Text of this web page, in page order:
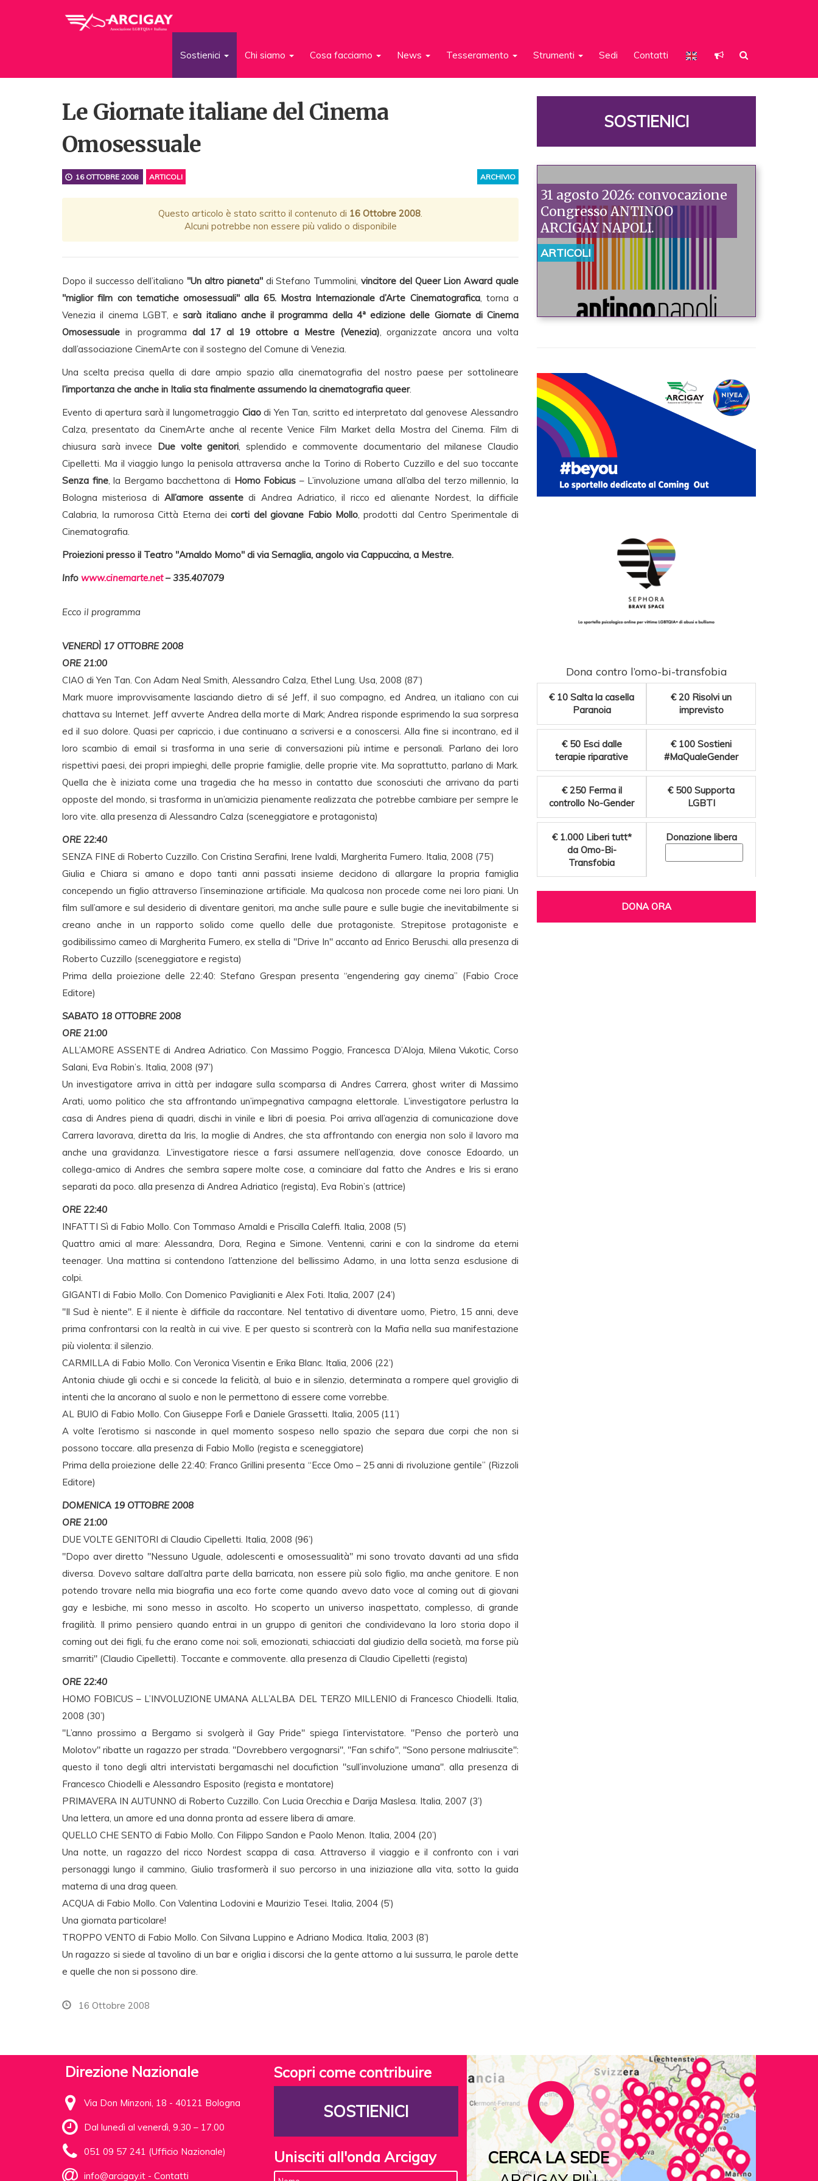
Sostienici Chi siamo Cosa facciamo News Tesseramento Strumenti Sedi Contatti
Le Giornate italiane del Cinema
Omosessuale
ARCHIVIO
16 OTTOBRE 2008 ARTICOLI
Questo articolo è stato scritto il contenuto di 16 Ottobre 2008.
Alcuni potrebbe non essere più valido o disponibile
Dopo il successo dell’italiano "Un altro pianeta"di Stefano Tummolini,vincitore del Queer Lion Award quale
"miglior film con tematiche omosessuali" alla 65. Mostra Internazionale d’Arte Cinematografica, torna a
Venezia il cinema LGBT, e sarà italiano anche il programma della 4ª edizione delle Giornate di Cinema
Omosessuale in programma dal 17 al 19 ottobre a Mestre (Venezia), organizzate ancora una volta
dall’associazione CinemArte con il sostegno del Comune di Venezia.
Una scelta precisa quella di dare ampio spazio alla cinematografia del nostro paese per sottolineare
l’importanza che anche in Italia sta finalmente assumendo la cinematografia queer.
Evento di apertura sarà il lungometraggio Ciaodi Yen Tan, scritto ed interpretato dal genovese Alessandro
Calza, presentato da CinemArte anche al recente Venice Film Market della Mostra del Cinema. Film di
chiusura sarà invece Due volte genitori, splendido e commovente documentario del milanese Claudio
Cipelletti. Ma il viaggio lungo la penisola attraversa anche la Torino di Roberto Cuzzillo e del suo toccante
Senza fine, la Bergamo bacchettona di Homo Fobicus – L’involuzione umana all’alba del terzo millennio, la
Bologna misteriosa diAll’amore assentedi Andrea Adriatico, il ricco ed alienante Nordest, la difficile
Calabria, la rumorosa Città Eterna deicorti del giovane Fabio Mollo, prodotti dal Centro Sperimentale di
Cinematografia.
Proiezioni presso il Teatro "Arnaldo Momo" di via Sernaglia, angolo via Cappuccina, a Mestre.
Info www.cinemarte.net– 335.407079
Ecco il programma
VENERDÌ 17 OTTOBRE 2008
ORE 21:00
CIAO di Yen Tan. Con Adam Neal Smith, Alessandro Calza, Ethel Lung. Usa, 2008 (87’)
Mark muore improvvisamente lasciando dietro di sé Jeff, il suo compagno, ed Andrea, un italiano con cui
chattava su Internet. Jeff avverte Andrea della morte di Mark; Andrea risponde esprimendo la sua sorpresa
ed il suo dolore. Quasi per capriccio, i due continuano a scriversi e a conoscersi. Alla fine si incontrano, ed il
loro scambio di email si trasforma in una serie di conversazioni più intime e personali. Parlano dei loro
rispettivi paesi, dei propri impieghi, delle proprie famiglie, delle proprie vite. Ma soprattutto, parlano di Mark.
Quella che è iniziata come una tragedia che ha messo in contatto due sconosciuti che arrivano da parti
opposte del mondo, si trasforma in un’amicizia pienamente realizzata che potrebbe cambiare per sempre le
loro vite. alla presenza di Alessandro Calza (sceneggiatore e protagonista)
ORE 22:40
SENZA FINE di Roberto Cuzzillo. Con Cristina Serafini, Irene Ivaldi, Margherita Fumero. Italia, 2008 (75’)
Giulia e Chiara si amano e dopo tanti anni passati insieme decidono di allargare la propria famiglia
concependo un figlio attraverso l’inseminazione artificiale. Ma qualcosa non procede come nei loro piani. Un
film sull’amore e sul desiderio di diventare genitori, ma anche sulle paure e sulle bugie che inevitabilmente si
creano anche in un rapporto solido come quello delle due protagoniste. Strepitose protagoniste e
godibilissimo cameo di Margherita Fumero, ex stella di "Drive In" accanto ad Enrico Beruschi. alla presenza di
Roberto Cuzzillo (sceneggiatore e regista)
Prima della proiezione delle 22:40: Stefano Grespan presenta “engendering gay cinema” (Fabio Croce
Editore)
SABATO 18 OTTOBRE 2008
ORE 21:00
ALL’AMORE ASSENTE di Andrea Adriatico. Con Massimo Poggio, Francesca D’Aloja, Milena Vukotic, Corso
Salani, Eva Robin’s. Italia, 2008 (97’)
Un investigatore arriva in città per indagare sulla scomparsa di Andres Carrera, ghost writer di Massimo
Arati, uomo politico che sta affrontando un’impegnativa campagna elettorale. L’investigatore perlustra la
casa di Andres piena di quadri, dischi in vinile e libri di poesia. Poi arriva all’agenzia di comunicazione dove
Carrera lavorava, diretta da Iris, la moglie di Andres, che sta affrontando con energia non solo il lavoro ma
anche una gravidanza. L’investigatore riesce a farsi assumere nell’agenzia, dove conosce Edoardo, un
collega-amico di Andres che sembra sapere molte cose, a cominciare dal fatto che Andres e Iris si erano
separati da poco. alla presenza di Andrea Adriatico (regista), Eva Robin’s (attrice)
ORE 22:40
INFATTI Sì di Fabio Mollo. Con Tommaso Arnaldi e Priscilla Caleffi. Italia, 2008 (5’)
Quattro amici al mare: Alessandra, Dora, Regina e Simone. Ventenni, carini e con la sindrome da eterni
teenager. Una mattina si contendono l’attenzione del bellissimo Adamo, in una lotta senza esclusione di
colpi.
GIGANTI di Fabio Mollo. Con Domenico Paviglianiti e Alex Foti. Italia, 2007 (24’)
"Il Sud è niente". E il niente è difficile da raccontare. Nel tentativo di diventare uomo, Pietro, 15 anni, deve
prima confrontarsi con la realtà in cui vive. E per questo si scontrerà con la Mafia nella sua manifestazione
più violenta: il silenzio.
CARMILLA di Fabio Mollo. Con Veronica Visentin e Erika Blanc. Italia, 2006 (22’)
Antonia chiude gli occhi e si concede la felicità, al buio e in silenzio, determinata a rompere quel groviglio di
intenti che la ancorano al suolo e non le permettono di essere come vorrebbe.
AL BUIO di Fabio Mollo. Con Giuseppe Forlì e Daniele Grassetti. Italia, 2005 (11’)
A volte l’erotismo si nasconde in quel momento sospeso nello spazio che separa due corpi che non si
possono toccare. alla presenza di Fabio Mollo (regista e sceneggiatore)
Prima della proiezione delle 22:40: Franco Grillini presenta “Ecce Omo – 25 anni di rivoluzione gentile” (Rizzoli
Editore)
DOMENICA 19 OTTOBRE 2008
ORE 21:00
DUE VOLTE GENITORI di Claudio Cipelletti. Italia, 2008 (96’)
"Dopo aver diretto "Nessuno Uguale, adolescenti e omosessualità" mi sono trovato davanti ad una sfida
diversa. Dovevo saltare dall’altra parte della barricata, non essere più solo figlio, ma anche genitore. E non
potendo trovare nella mia biografia una eco forte come quando avevo dato voce al coming out di giovani
gay e lesbiche, mi sono messo in ascolto. Ho scoperto un universo inaspettato, complesso, di grande
fragilità. Il primo pensiero quando entrai in un gruppo di genitori che condividevano la loro storia dopo il
coming out dei figli, fu che erano come noi: soli, emozionati, schiacciati dal giudizio della società, ma forse più
smarriti" (Claudio Cipelletti). Toccante e commovente. alla presenza di Claudio Cipelletti (regista)
ORE 22:40
HOMO FOBICUS – L’INVOLUZIONE UMANA ALL’ALBA DEL TERZO MILLENIO di Francesco Chiodelli. Italia,
2008 (30’)
"L’anno prossimo a Bergamo si svolgerà il Gay Pride" spiega l’intervistatore. "Penso che porterò una
Molotov" ribatte un ragazzo per strada. "Dovrebbero vergognarsi", "Fan schifo", "Sono persone malriuscite":
questo il tono degli altri intervistati bergamaschi nel docufiction "sull’involuzione umana". alla presenza di
Francesco Chiodelli e Alessandro Esposito (regista e montatore)
PRIMAVERA IN AUTUNNO di Roberto Cuzzillo. Con Lucia Orecchia e Darija Maslesa. Italia, 2007 (3’)
Una lettera, un amore ed una donna pronta ad essere libera di amare.
QUELLO CHE SENTO di Fabio Mollo. Con Filippo Sandon e Paolo Menon. Italia, 2004 (20’)
Una notte, un ragazzo del ricco Nordest scappa di casa. Attraverso il viaggio e il confronto con i vari
personaggi lungo il cammino, Giulio trasformerà il suo percorso in una iniziazione alla vita, sotto la guida
materna di una drag queen.
ACQUA di Fabio Mollo. Con Valentina Lodovini e Maurizio Tesei. Italia, 2004 (5’)
Una giornata particolare!
TROPPO VENTO di Fabio Mollo. Con Silvana Luppino e Adriano Modica. Italia, 2003 (8’)
Un ragazzo si siede al tavolino di un bar e origlia i discorsi che la gente attorno a lui sussurra, le parole dette
e quelle che non si possono dire.
16 Ottobre 2008
SOSTIENICI
31 agosto 2026: convocazione
Congresso ANTINOO
ARCIGAY NAPOLI.
ARTICOLI
Dona contro l’omo-bi-transfobia
€ 10 Salta la casella
Paranoia
€ 20 Risolvi un
imprevisto
€ 50 Esci dalle
terapie riparative
€ 100 Sostieni
#MaQualeGender
€ 250 Ferma il
controllo No-Gender
€ 500 Supporta
LGBTI
€ 1.000 Liberi tutt*
da Omo-Bi-
Transfobia
Donazione libera
DONA ORA
Direzione Nazionale
Via Don Minzoni, 18 - 40121 Bologna
Dal lunedì al venerdì, 9.30 – 17.00
051 09 57 241 (Ufficio Nazionale)
info@arcigay.it - Contatti
Scopri come contribuire
SOSTIENICI
Unisciti all'onda Arcigay
CERCA LA SEDE